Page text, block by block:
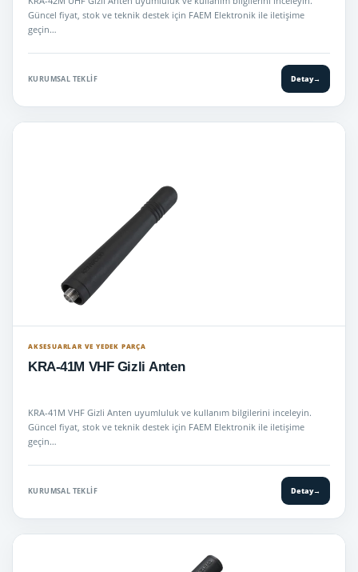
Güncel fiyat, stok ve teknik destek için FAEM Elektronik ile iletişime
geçin…
KURUMSAL TEKLIF Detay→
AKSESUARLAR VE YEDEK PARÇA
KRA-41M VHF Gizli Anten
KRA-41M VHF Gizli Anten uyumluluk ve kullanım bilgilerini inceleyin.
Güncel fiyat, stok ve teknik destek için FAEM Elektronik ile iletişime
geçin…
KURUMSAL TEKLIF Detay→